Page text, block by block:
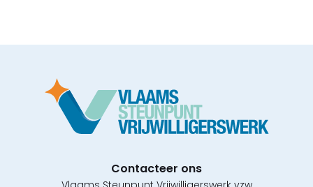
Contacteer ons